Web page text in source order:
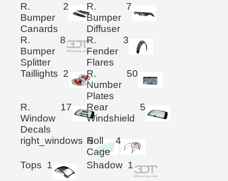
R.
Bumper
Canards
2
R.
Bumper
Diffuser
7
R.
Bumper
Splitter
8
R.
Fender
Flares
3
Taillights 2
R.
Number
Plates
50
R.
Window
Decals
17
Rear
Windshield
5
right_windows 5
Roll
Cage
4
Tops 1 Shadow 1